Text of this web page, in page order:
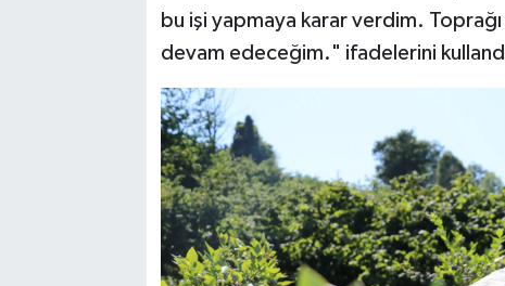
bu işi yapmaya karar verdim.
devam edeceğim." ifadelerini